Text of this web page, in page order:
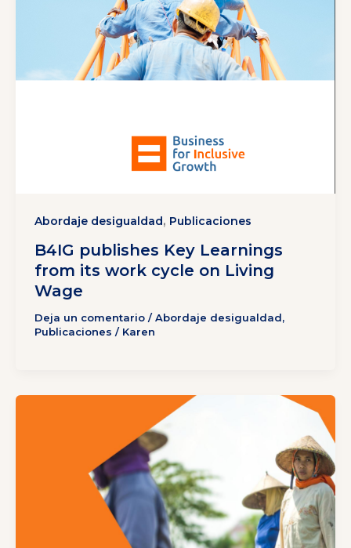
Abordaje desigualdad, Publicaciones
B4IG publishes Key Learnings
from its work cycle on Living
Wage
Deja un comentario /Abordaje desigualdad,
Publicaciones / Karen